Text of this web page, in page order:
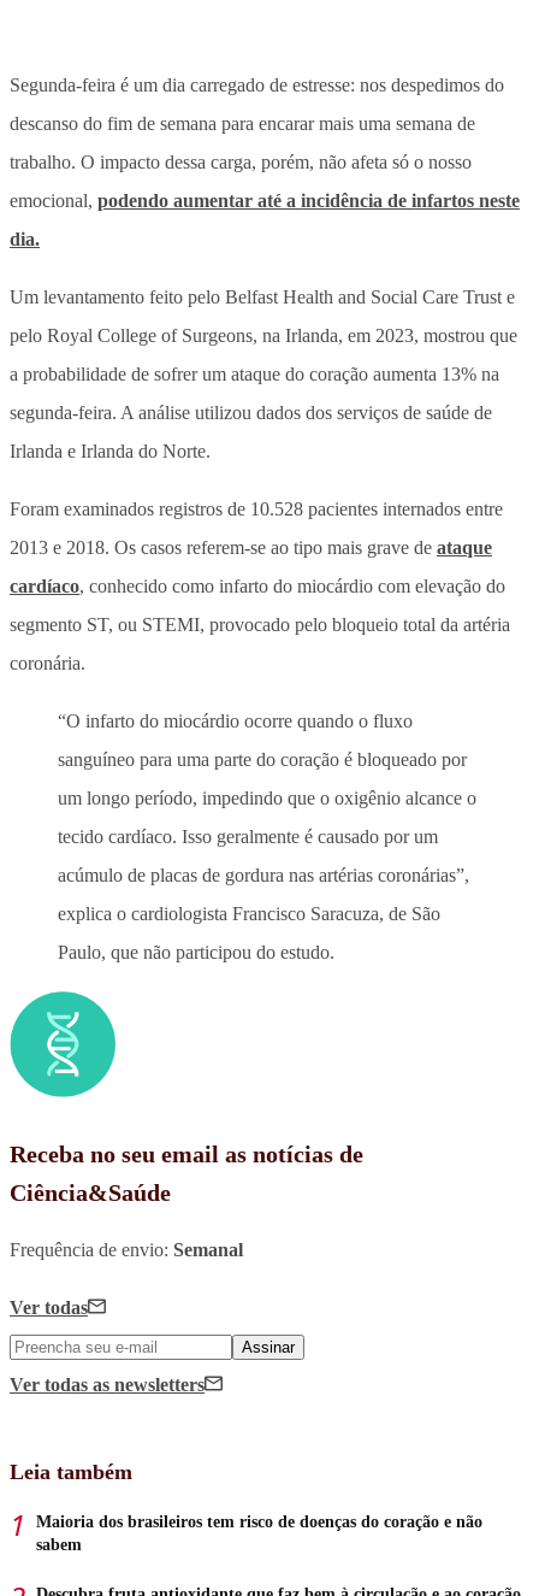
Segunda-feira é um dia carregado de estresse: nos despedimos do
descanso do fim de semana para encarar mais uma semana de
trabalho. O impacto dessa carga, porém, não afeta só o nosso
emocional, podendo aumentar até a incidência de infartos neste
dia.
Um levantamento feito pelo Belfast Health and Social Care Trust e
pelo Royal College of Surgeons, na Irlanda, em 2023, mostrou que
a probabilidade de sofrer um ataque do coração aumenta 13% na
segunda-feira. A análise utilizou dados dos serviços de saúde de
Irlanda e Irlanda do Norte.
Foram examinados registros de 10.528 pacientes internados entre
2013 e 2018. Os casos referem-se ao tipo mais grave de ataque
cardíaco, conhecido como infarto do miocárdio com elevação do
segmento ST, ou STEMI, provocado pelo bloqueio total da artéria
coronária.
“O infarto do miocárdio ocorre quando o fluxo
sanguíneo para uma parte do coração é bloqueado por
um longo período, impedindo que o oxigênio alcance o
tecido cardíaco. Isso geralmente é causado por um
acúmulo de placas de gordura nas artérias coronárias”,
explica o cardiologista Francisco Saracuza, de São
Paulo, que não participou do estudo.
Receba no seu email as notícias de
Ciência&Saúde
Frequência de envio: Semanal
Ver todas
Assinar
Ver todas as newsletters
Leia também
Maioria dos brasileiros tem risco de doenças do coração e não
sabem